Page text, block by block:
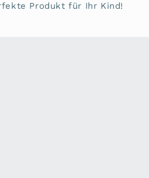
Produkt für Ihr Kind!